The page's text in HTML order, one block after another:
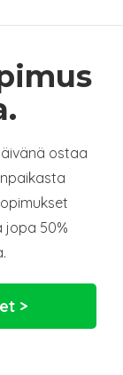
ostaa
jopa 50%
>